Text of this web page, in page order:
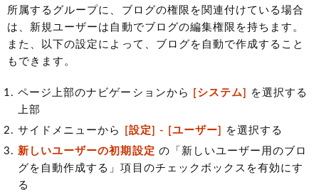
所属するグループに、ブログの権限を関連付けている場合
は、新規ユーザーは自動でブログの編集権限を持ちます。
また、以下の設定によって、ブログを自動で作成すること
もできます。
ページ上部のナビゲーションから [システム]
を選択する
上部
サイドメニューから
[設定] - [ユーザー]
を選択する
新しいユーザーの初期設定 の「新しいユーザー用のブロ
グを自動作成する」項目のチェックボックスを有効にす
る